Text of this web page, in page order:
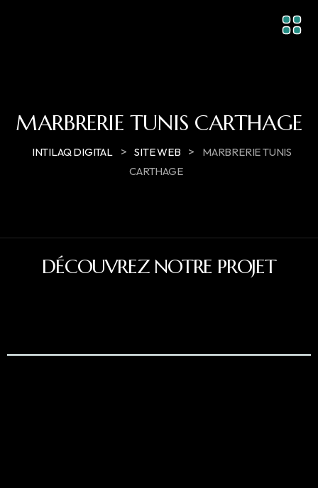
MARBRERIE TUNIS CARTHAGE
INTILAQ DIGITAL > SITE WEB >
MARBRERIE TUNIS
CARTHAGE
DÉCOUVREZ NOTRE PROJET